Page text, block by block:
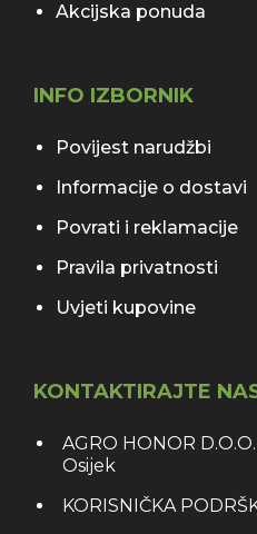
Akcijska ponuda
INFO IZBORNIK
Povijest narudžbi
Informacije o dostavi
Povrati i reklamacije
Pravila privatnosti
Uvjeti kupovine
KONTAKTIRAJTE
AGRO HONOR
Osijek
KORISNIČKA